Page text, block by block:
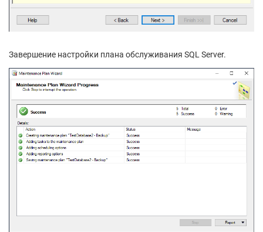
Завершение настройки плана обслуживания SQL Server.